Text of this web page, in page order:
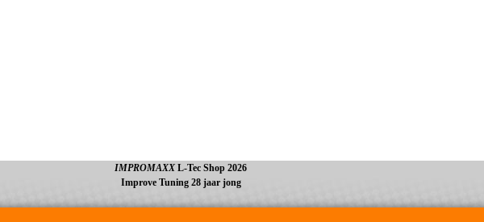
IMPROMAXX L-Tec Shop 2026
Improve Tuning 28 jaar jong